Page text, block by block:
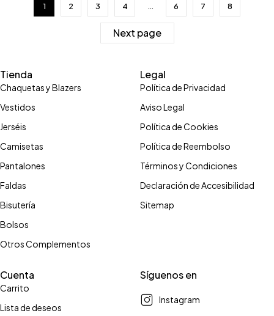
1 2 3 4 … 6 7 8
Next page
Tienda
Chaquetas y Blazers
Vestidos
Jerséis
Camisetas
Pantalones
Faldas
Bisutería
Bolsos
Otros Complementos
Legal
Política de Privacidad
Aviso Legal
Política de Cookies
Política de Reembolso
Términos y Condiciones
Declaración de Accesibilidad
Sitemap
Cuenta
Carrito
Lista de deseos
Síguenos en
Instagram